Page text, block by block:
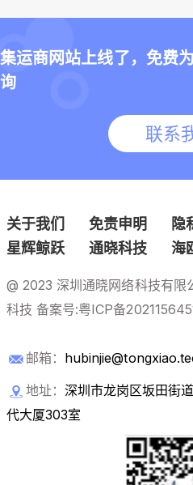
集运商网站上线了，免费
询
联系
关于我们 免责申明
隐
星辉鲸跃
通晓科技 海
@ 2023 深圳通晓网络科技有限
科技 备案号:粤ICP备
邮箱：
地址： 深圳市龙岗区坂田街
代大厦303室